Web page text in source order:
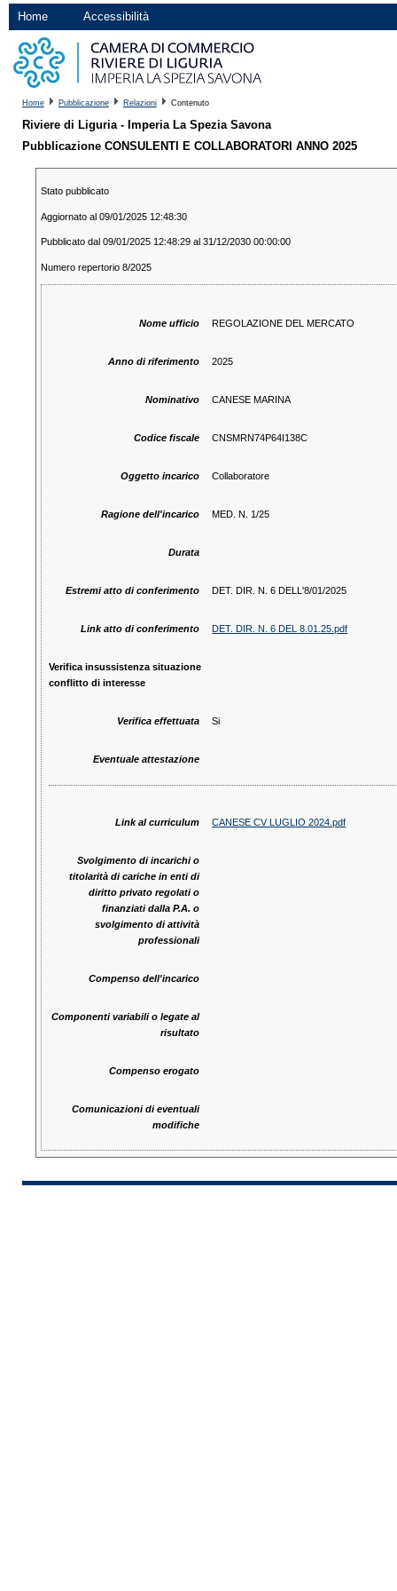
Home Accessibilità
Home Pubblicazione Relazioni Contenuto
Riviere di Liguria - Imperia La Spezia Savona
Pubblicazione CONSULENTI E COLLABORATORI ANNO 2025
Stato pubblicato
Aggiornato al 09/01/2025 12:48:30
Pubblicato dal 09/01/2025 12:48:29 al 31/12/2030 00:00:00
Numero repertorio 8/2025
Nome ufficio REGOLAZIONE DEL MERCATO
Anno di riferimento 2025
Nominativo CANESE MARINA
Codice fiscale CNSMRN74P64I138C
Oggetto incarico Collaboratore
Ragione dell'incarico MED. N. 1/25
Durata
Estremi atto di conferimento DET. DIR. N. 6 DELL'8/01/2025
Link atto di conferimento DET. DIR. N. 6 DEL 8.01.25.pdf
Verifica insussistenza situazione
conflitto di interesse
Verifica effettuata Si
Eventuale attestazione
Link al curriculum CANESE CV LUGLIO 2024.pdf
Svolgimento di incarichi o
titolarità di cariche in enti di
diritto privato regolati o
finanziati dalla P.A. o
svolgimento di attività
professionali
Compenso dell'incarico
Componenti variabili o legate al
risultato
Compenso erogato
Comunicazioni di eventuali
modifiche